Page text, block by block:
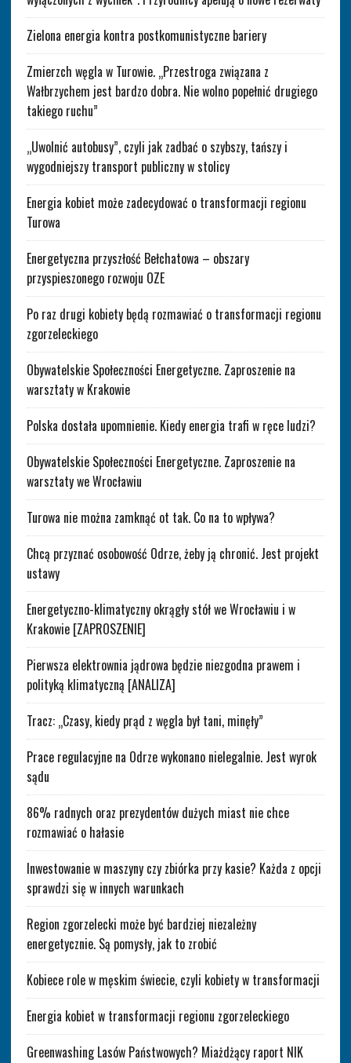
Zielona energia kontra postkomunistyczne bariery
Zmierzch węgla w Turowie. „Przestroga związana z
Wałbrzychem jest bardzo dobra. Nie wolno popełnić drugiego
takiego ruchu”
„Uwolnić autobusy”, czyli jak zadbać o szybszy, tańszy i
wygodniejszy transport publiczny w stolicy
Energia kobiet może zadecydować o transformacji regionu
Turowa
Energetyczna przyszłość Bełchatowa – obszary
przyspieszonego rozwoju OZE
Po raz drugi kobiety będą rozmawiać o transformacji regionu
zgorzeleckiego
Obywatelskie Społeczności Energetyczne. Zaproszenie na
warsztaty w Krakowie
Polska dostała upomnienie. Kiedy energia trafi w ręce ludzi?
Obywatelskie Społeczności Energetyczne. Zaproszenie na
warsztaty we Wrocławiu
Turowa nie można zamknąć ot tak. Co na to wpływa?
Chcą przyznać osobowość Odrze, żeby ją chronić. Jest projekt
ustawy
Energetyczno-klimatyczny okrągły stół we Wrocławiu i w
Krakowie [ZAPROSZENIE]
Pierwsza elektrownia jądrowa będzie niezgodna prawem i
polityką klimatyczną [ANALIZA]
Tracz: „Czasy, kiedy prąd z węgla był tani, minęły”
Prace regulacyjne na Odrze wykonano nielegalnie. Jest wyrok
sądu
86% radnych oraz prezydentów dużych miast nie chce
rozmawiać o hałasie
Inwestowanie w maszyny czy zbiórka przy kasie? Każda z opcji
sprawdzi się w innych warunkach
Region zgorzelecki może być bardziej niezależny
energetycznie. Są pomysły, jak to zrobić
Kobiece role w męskim świecie, czyli kobiety w transformacji
Energia kobiet w transformacji regionu zgorzeleckiego
Greenwashing Lasów Państwowych? Miażdżący raport NIK